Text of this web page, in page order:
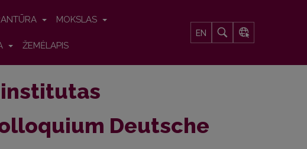
MOKSLAS
ŽEMĖLAPIS
EN
Deutsche